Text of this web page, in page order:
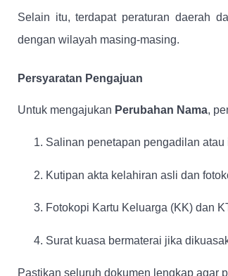
Selain itu, terdapat peraturan daerah
dengan wilayah masing-masing.
Persyaratan Pengajuan
Untuk mengajukan Perubahan Nama,
Salinan penetapan pengadilan
Kutipan akta kelahiran asli dan
Fotokopi Kartu Keluarga (KK) dan
Surat kuasa bermaterai jika
Pastikan seluruh dokumen lengkap agar